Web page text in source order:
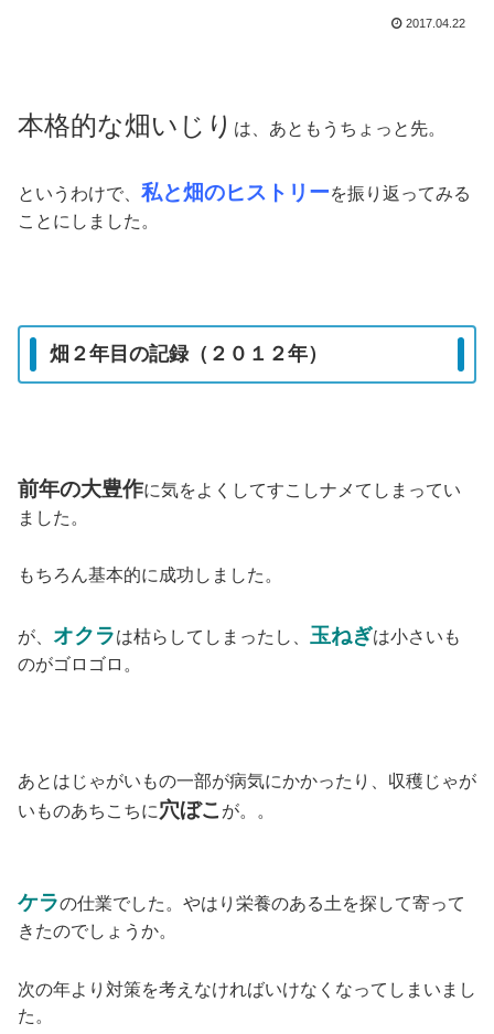
2017.04.22
本格的な畑いじり は、あともうちょっと先。
というわけで、 私と畑のヒストリーを振り返ってみる
ことにしました。
畑２年目の記録（２０１２年）
前年の大豊作に気をよくしてすこしナメてしまってい
ました。
もちろん基本的に成功しました。
が、 オクラは枯らしてしまったし、 玉ねぎは小さいも
のがゴロゴロ。
あとはじゃがいもの一部が病気にかかったり、収穫じゃが
いものあちこちに穴ぼこ が。。
ケラの仕業でした。やはり栄養のある土を探して寄って
きたのでしょうか。
次の年より対策を考えなければいけなくなってしまいまし
た。